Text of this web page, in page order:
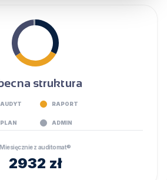
struktura
AUDYT RAPORT
PLAN ADMIN
Miesięcznie z auditomat®
2932 zł